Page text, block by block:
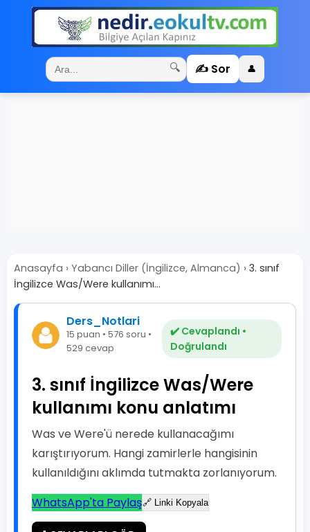
🔍 ✍️ Sor 👤
Anasayfa › Yabancı Diller (İngilizce, Almanca) › 3. sınıf
İngilizce Was/Were kullanımı...
Ders_Notlari
15 puan • 576 soru •
529 cevap
✔️ Cevaplandı •
Doğrulandı
3. sınıf İngilizce Was/Were
kullanımı konu anlatımı
Was ve Were'ü nerede kullanacağımı
karıştırıyorum. Hangi zamirlerle hangisinin
kullanıldığını aklımda tutmakta zorlanıyorum.
WhatsApp'ta Paylaş🔗 Linki Kopyala